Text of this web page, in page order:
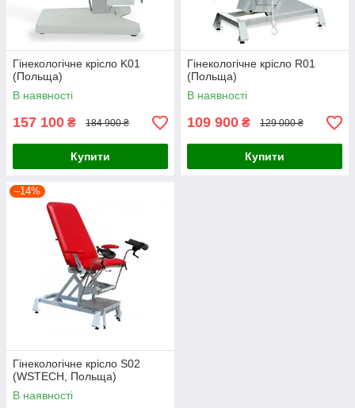
Гінекологічне крісло K01
(Польща)
В наявності
157 100 ₴ 184 900 ₴
Купити
Гінекологічне крісло R01
(Польща)
В наявності
109 900 ₴ 129 000 ₴
Купити
–14%
Гінекологічне крісло S02
(WSTECH, Польща)
В наявності